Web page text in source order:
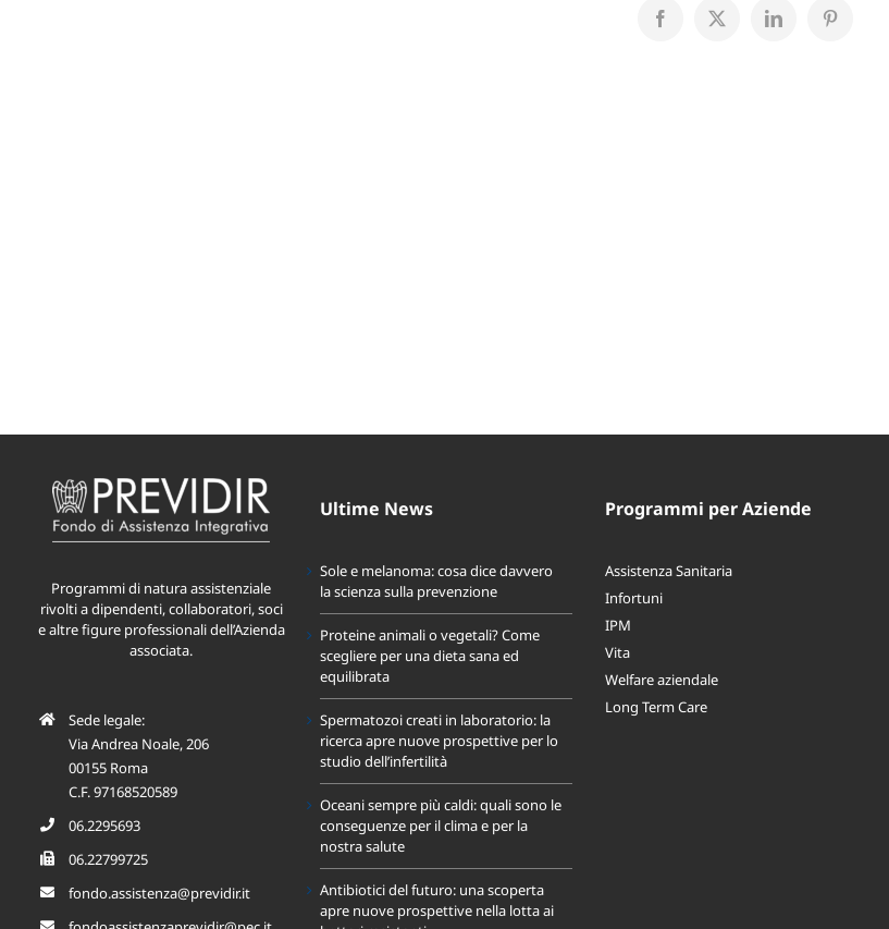
Facebook
X LinkedInPinterest
Programmi di natura assistenziale
rivolti a dipendenti, collaboratori, soci
e altre figure professionali dell’Azienda
associata.
Sede legale:
Via Andrea Noale, 206
00155 Roma
C.F. 97168520589
06.2295693
06.22799725
fondo.assistenza@previdir.it
Ultime News
Sole e melanoma: cosa dice davvero
la scienza sulla prevenzione
Proteine animali o vegetali? Come
scegliere per una dieta sana ed
equilibrata
Spermatozoi creati in laboratorio: la
ricerca apre nuove prospettive per lo
studio dell’infertilità
Oceani sempre più caldi: quali sono le
conseguenze per il clima e per la
nostra salute
Antibiotici del futuro: una scoperta
apre nuove prospettive nella lotta ai
Programmi per Aziende
Assistenza Sanitaria
Infortuni
IPM
Vita
Welfare aziendale
Long Term Care